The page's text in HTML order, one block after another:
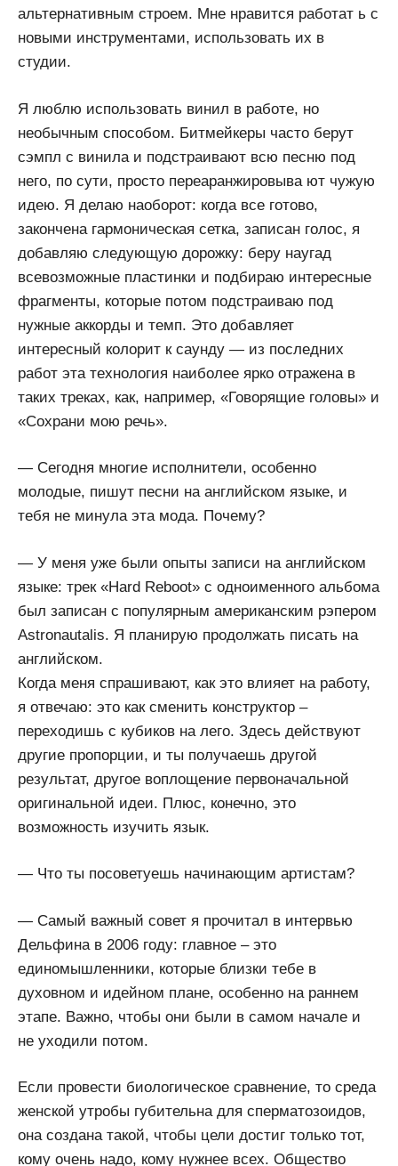
альтернативным строем. Мне нравится работат ь с
новыми инструментами, использовать их в
студии.
Я люблю использовать винил в работе, но
необычным способом. Битмейкеры часто берут
сэмпл с винила и подстраивают всю песню под
него, по сути, просто переаранжировыва ют чужую
идею. Я делаю наоборот: когда все готово,
закончена гармоническая сетка, записан голос, я
добавляю следующую дорожку: беру наугад
всевозможные пластинки и подбираю интересные
фрагменты, которые потом подстраиваю под
нужные аккорды и темп. Это добавляет
интересный колорит к саунду — из последних
работ эта технология наиболее ярко отражена в
таких треках, как, например, «Говорящие головы» и
«Сохрани мою речь».
— Сегодня многие исполнители, особенно
молодые, пишут песни на английском языке, и
тебя не минула эта мода. Почему?
— У меня уже были опыты записи на английском
языке: трек «Hard Reboot» с одноименного альбома
был записан с популярным американским рэпером
Astronautalis. Я планирую продолжать писать на
английском.
Когда меня спрашивают, как это влияет на работу,
я отвечаю: это как сменить конструктор –
переходишь с кубиков на лего. Здесь действуют
другие пропорции, и ты получаешь другой
результат, другое воплощение первоначальной
оригинальной идеи. Плюс, конечно, это
возможность изучить язык.
— Что ты посоветуешь начинающим артистам?
— Самый важный совет я прочитал в интервью
Дельфина в 2006 году: главное – это
единомышленники, которые близки тебе в
духовном и идейном плане, особенно на раннем
этапе. Важно, чтобы они были в самом начале и
не уходили потом.
Если провести биологическое сравнение, то среда
женской утробы губительна для сперматозоидов,
она создана такой, чтобы цели достиг только тот,
кому очень надо, кому нужнее всех. Общество